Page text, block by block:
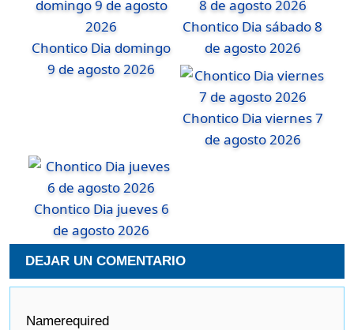
Chontico Dia domingo
9 de agosto 2026
Chontico Dia sábado 8
de agosto 2026
Chontico Dia viernes 7
de agosto 2026
Chontico Dia jueves 6
de agosto 2026
DEJAR UN COMENTARIO
Namerequired